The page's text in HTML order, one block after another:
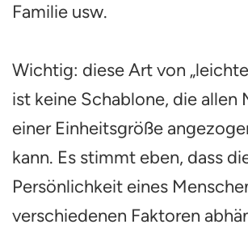
Familie usw.
Wichtig: diese Art von
ist keine Schablone, die allen
einer Einheitsgröße
kann. Es stimmt eben, dass
Persönlichkeit eines
verschiedenen Faktoren